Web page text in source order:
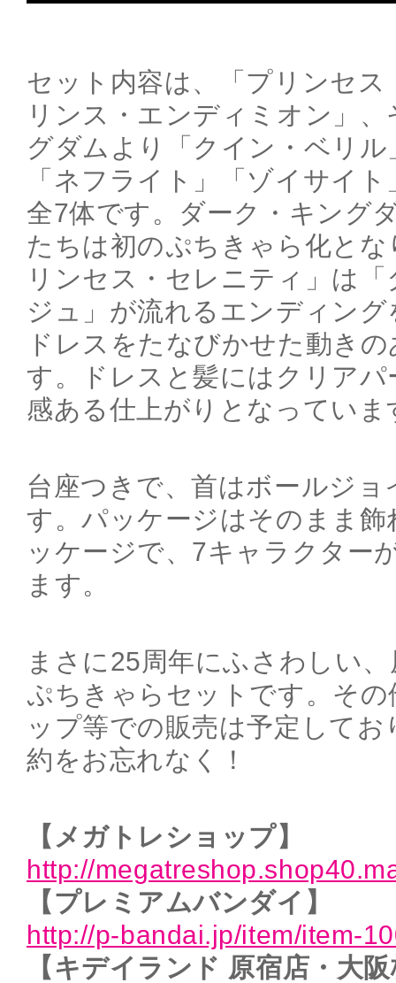
セット内容は、「プリンセ
リンス・エンディミオン」
グダムより「クイン・ベリ
「ネフライト」「ゾイサイ
全7体です。ダーク・キング
たちは初のぷちきゃら化と
リンセス・セレニティ」は
ジュ」が流れるエンディン
ドレスをたなびかせた動き
す。ドレスと髪にはクリア
感ある仕上がりとなっていま
台座つきで、首はボールジ
す。パッケージはそのまま
ッケージで、7キャラクター
ます。
まさに25周年にふさわしい
ぷちきゃらセットです。そ
ップ等での販売は予定して
約をお忘れなく！
【メガトレショップ】
http://
【プレミアムバンダイ】
http://p-bandai.jp/item/item-
【キデイランド 原宿店・大